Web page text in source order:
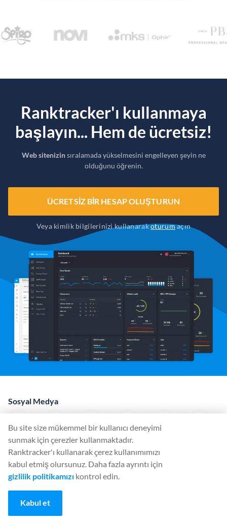
Ranktracker'ı kullanmaya
başlayın... Hem de ücretsiz!
Web sitenizinsıralamada yükselmesini engelleyen şeyin ne
olduğunu öğrenin.
ÜCRETSIZ BIR HESAP OLUŞTURUN
Veya kimlik bilgilerinizi kullanarakoturumaçın
Sosyal Medya
Araçlar
Rank Tracker
Keyword Finder
Bu site size mükemmel bir kullanıcı deneyimi
sunmak için çerezler kullanmaktadır.
Ranktracker'ı kullanarak çerez kullanımımızı
kabul etmiş olursunuz. Daha fazla ayrıntı için
gizlilik politikamızı kontrol edin.
Kabul et